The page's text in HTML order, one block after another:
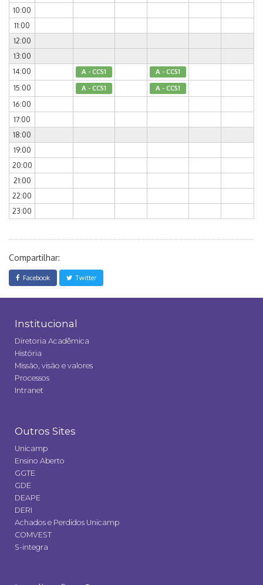
10:00
11:00
12:00
13:00
14:00
A - CC51 A - CC51
15:00 A - CC51 A - CC51
16:00
17:00
18:00
19:00
20:00
21:00
22:00
23:00
Compartilhar:
Facebook Twitter
Institucional
Diretoria Acadêmica
História
Missão, visão e valores
Processos
Intranet
Outros Sites
Unicamp
Ensino Aberto
GGTE
GDE
DEAPE
DERI
Achados e Perdidos Unicamp
COMVEST
S-integra